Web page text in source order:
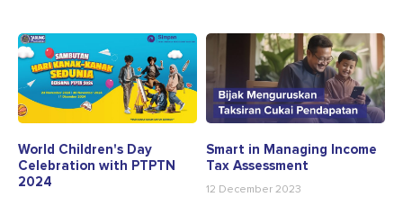
World Children's Day
Celebration with PTPTN
2024
Smart in Managing Income
Tax Assessment
12 December 2023